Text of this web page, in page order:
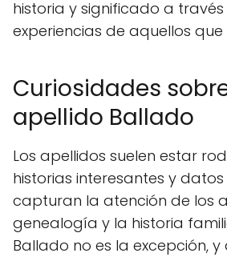
historia y significado a
experiencias de aquellos
Curiosidades
apellido Ballado
Los apellidos suelen estar
historias interesantes y
capturan la atención de los
genealogía y la historia
Ballado no es la excepción,